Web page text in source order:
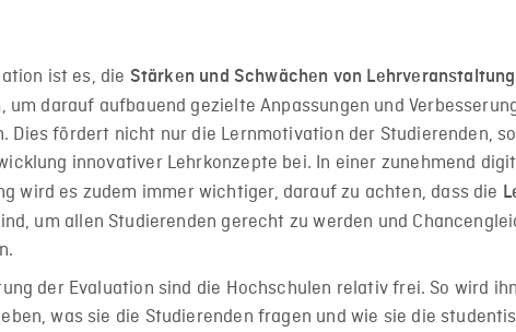
ist es, die Stärken und Schwächen von
, um darauf aufbauend gezielte Anpassungen und
Dies fördert nicht nur die Lernmotivation der Studierenden,
innovativer Lehrkonzepte bei. In einer zunehmend
wird es zudem immer wichtiger, darauf zu achten, dass die
um allen Studierenden gerecht zu werden und
der Evaluation sind die Hochschulen relativ frei. So wird
was sie die Studierenden fragen und wie sie die